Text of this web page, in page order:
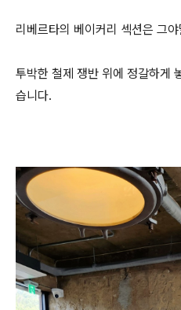
리베르타의 베이커리 섹션은 그
투박한 철제 쟁반 위에 정갈하게
습니다.